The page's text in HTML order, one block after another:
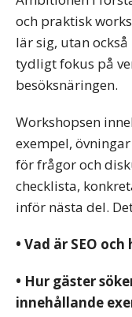
och praktisk
lär sig, utan
tydligt fokus på
besöksnäringen.
Workshopsen
exempel,
för frågor och
checklista,
inför nästa del.
• Vad är SEO
• Hur gäster
innehållande